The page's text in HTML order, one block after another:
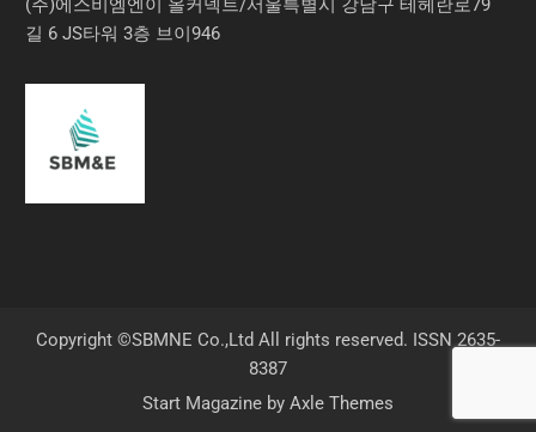
(주)에스비엠엔이 올커넥트/서울특별시 강남구 테헤란로79
길 6 JS타워 3층 브이946
Copyright ©SBMNE Co.,Ltd All rights reserved. ISSN 2635-
8387
Start Magazine by Axle Themes